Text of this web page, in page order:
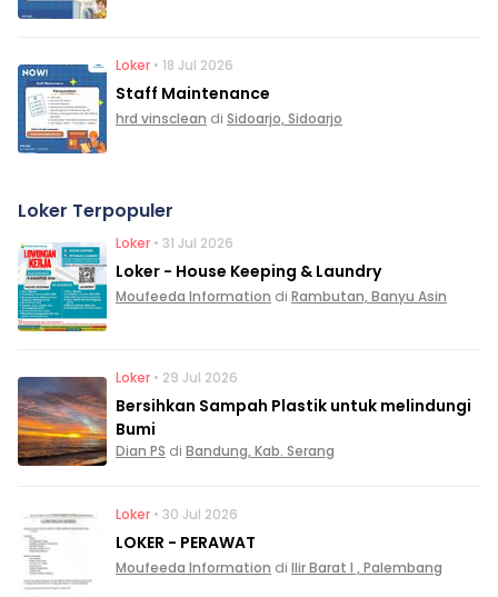
Loker • 18 Jul 2026
Staff Maintenance
hrd vinsclean di Sidoarjo, Sidoarjo
Loker Terpopuler
Loker • 31 Jul 2026
Loker - House Keeping & Laundry
Moufeeda Information di Rambutan, Banyu Asin
Loker • 29 Jul 2026
Bersihkan Sampah Plastik untuk melindungi
Bumi
Dian PS di Bandung, Kab. Serang
Loker • 30 Jul 2026
LOKER - PERAWAT
Moufeeda Information di Ilir Barat I , Palembang